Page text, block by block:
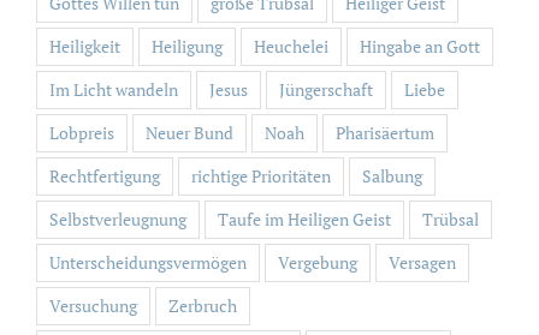
Heiligkeit
Heiligung Heuchelei
Hingabe an Gott
Im Licht wandeln
Jesus Jüngerschaft
Liebe
Lobpreis
Neuer Bund Noah
Pharisäertum
Rechtfertigung
richtige Prioritäten
Salbung
Selbstverleugnung
Taufe im Heiligen Geist
Trübsal
Unterscheidungsvermögen
Vergebung
Versagen
Versuchung
Zerbruch